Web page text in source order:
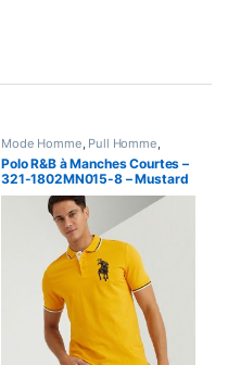
Mode Homme, Pull Homme,
Vetements Homme
Polo R&B à Manches Courtes –
321-1802MN015-8 – Mustard